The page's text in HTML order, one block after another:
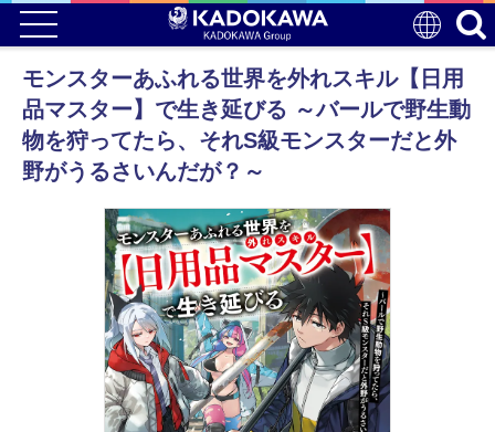
モンスターあふれる世界を外れスキル【日用
品マスター】で生き延びる ～バールで野生動
物を狩ってたら、それS級モンスターだと外
野がうるさいんだが？～